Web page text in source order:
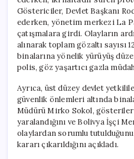
Göstericiler, Devlet Başkanı
ederken, yönetim merkezi La
çatışmalara girdi. Olayların
alınarak toplam gözaltı sayısı
binalarına yönelik yürüyüş
polis, göz yaşartıcı gazla
Ayrıca, üst düzey devlet
güvenlik önlemleri altında
Müdürü Mirko Sokol, gösteriler
yaralandığını ve Bolivya İşçi
olaylardan sorumlu
kararı çıkarıldığını açıkladı.